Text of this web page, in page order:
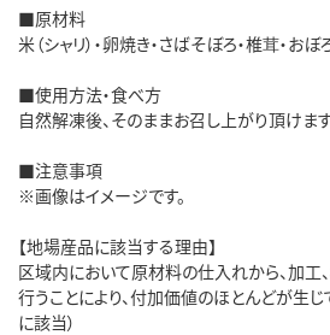
■原材料
米（シャリ）・卵焼き・さばそぼろ・椎茸・おぼ
■使用方法・食べ方
自然解凍後、そのままお召し上がり頂けます
■注意事項
※画像はイメージです。
【地場産品に該当する理由】
区域内において原材料の仕入れから、加工
行うことにより、付加価値のほとんどが生
に該当）